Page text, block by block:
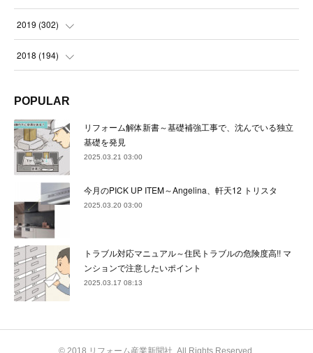
(24)
22)
(22)
(22)
(25
(21
(23 )
(24
(21
(24)
(21
( 23)
(22
(23
(22 )
(23
(23
(22)
(24
( 21)
(20)
(23
(22
(23)
(23
(22)
(23
( 24)
(21)
(24
(22
(22)
(24
(24)
(23
( 21)
(22)
)
2019 (302)
(23
(22)
(21)
(27)
(22
33)
(28)
)
2018 (194)
(17)
(32)
(36)
(30
34)
(8 )
POPULAR
リフォーム解体新書～基礎補強工事で、沈んでいる独立
基礎を発見
2025.03.21 03:00
今月のPICK UP ITEM～Angelina、軒天12 トリスタ
2025.03.20 03:00
トラブル対応マニュアル～住民トラブルの危険度高!! マ
ンションで注意したいポイント
2025.03.17 08:13
© 2018 リフォーム産業新聞社. All Rights Reserved.